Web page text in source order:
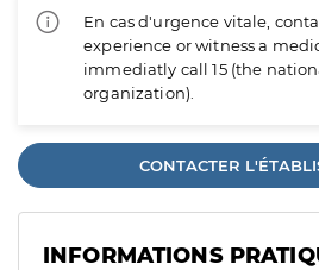
En cas d'urgence vitale,
experience or witness a
immediatly call 15 (the
organization).
CONTACTER
INFORMATIONS